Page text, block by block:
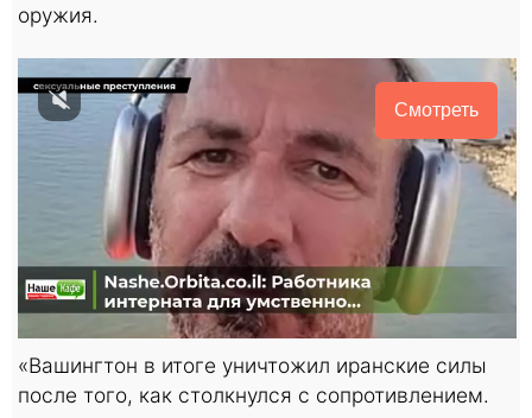
оружия.
Смотреть
«Вашингтон в итоге уничтожил иранские силы
после того, как столкнулся с сопротивлением.